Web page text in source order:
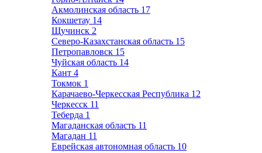
Акмолинская область 17
Кокшетау 14
Щучинск 2
Северо-Казахстанская область 15
Петропавловск 15
Чуйская область 14
Кант 4
Токмок 1
Карачаево-Черкесская Республика 12
Черкесск 11
Теберда 1
Магаданская область 11
Магадан 11
Еврейская автономная область 10